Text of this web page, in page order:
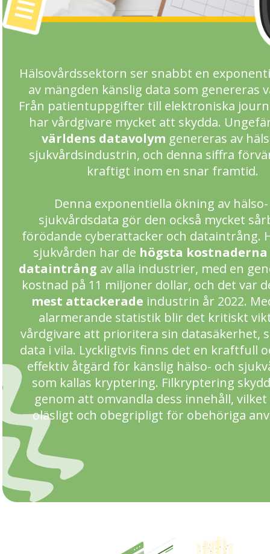
Hälsovårdssektorn ser snabbt en
av mängden känslig data som genereras
Från patientuppgifter till elektroniska
har vårdgivare mycket att skydda.
världens datavolym genereras av
sjukvårdsindustrin, och denna siffra
kraftigt inom en snar framtid.
Denna exponentiella ökning av
sjukvårdsdata gör den också mycket
förödande cyberattacker och dataintrång.
sjukvården har de högsta
dataintrång av alla industrier, med en
kostnad på 11 miljoner dollar, och det var
mest attackerade industrin år 2022.
alarmerande statistik blir det kritiskt
vårdgivare att prioritera sin datasäkerhet,
data i vila. Lyckligtvis finns det en kraftfull
effektiv åtgärd för känslig hälso- och
som kallas kryptering. Filkryptering
genom att omvandla dess innehåll,
oläsligt och obegripligt för obehöriga